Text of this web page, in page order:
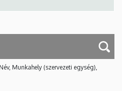
Munkahely (szervezeti egység),